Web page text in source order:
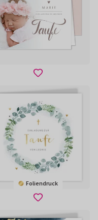
Foliendruck